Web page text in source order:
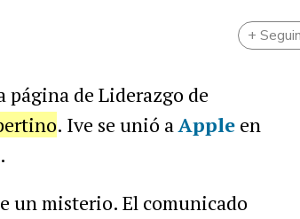
+
página de Liderazgo de
. Ive se unió aAppleen
un misterio. El comunicado